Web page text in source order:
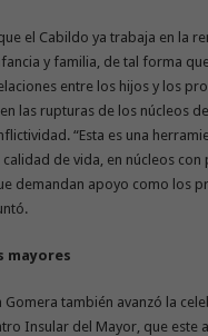
el Cabildo ya trabaja en la
y familia, de tal forma
entre los hijos y los
las rupturas de los núcleos
“Esta es una
calidad de vida, en núcleos
demandan apoyo como los
mayores
Gomera también avanzó la
Insular del Mayor, que este